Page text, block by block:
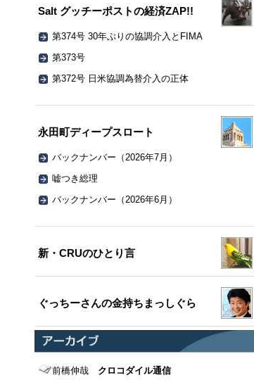
Salt グッチーポストの経済ZAP!!
第374号 30年ぶりの協調介入とFIMA
第373号
第372号 日米協調為替介入の正体
永田町ディープスロート
バックナンバー（2026年7月）
嘘つき総理
バックナンバー（2026年6月）
新・CRUのひとり言
ぐっちーさんの金持ちまっしぐら
前橋伸哉 クロコダイル通信